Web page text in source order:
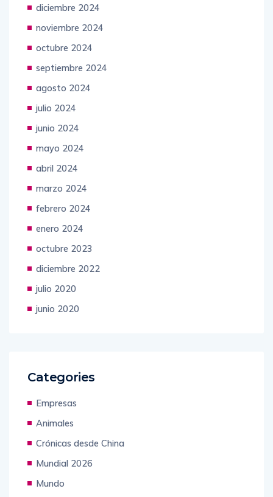
diciembre 2024
noviembre 2024
octubre 2024
septiembre 2024
agosto 2024
julio 2024
junio 2024
mayo 2024
abril 2024
marzo 2024
febrero 2024
enero 2024
octubre 2023
diciembre 2022
julio 2020
junio 2020
Categories
Empresas
Animales
Crónicas desde China
Mundial 2026
Mundo